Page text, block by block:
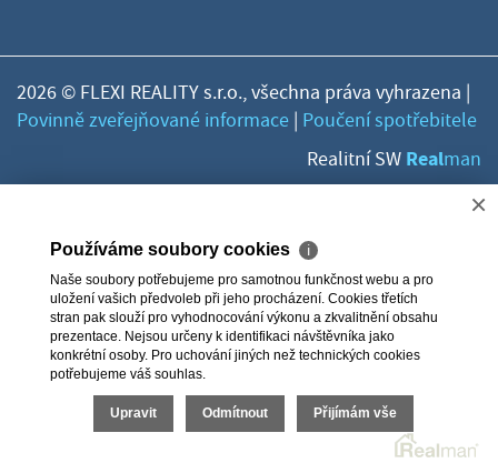
2026 © FLEXI REALITY s.r.o., všechna práva vyhrazena |
Povinně zveřejňované informace | Poučení spotřebitele
Realitní SW Realman
×
Používáme soubory cookies ℹ
Naše soubory potřebujeme pro samotnou funkčnost webu a pro
uložení vašich předvoleb při jeho procházení. Cookies třetích
stran pak slouží pro vyhodnocování výkonu a zkvalitnění obsahu
prezentace. Nejsou určeny k identifikaci návštěvníka jako
konkrétní osoby. Pro uchování jiných než technických cookies
potřebujeme váš souhlas.
Upravit Odmítnout Přijímám vše